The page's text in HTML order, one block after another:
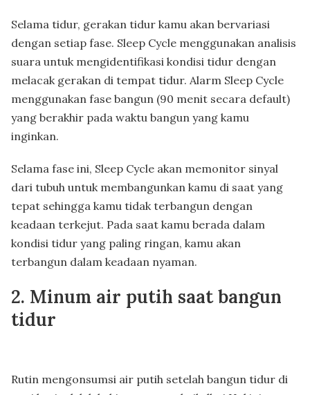
Selama tidur, gerakan tidur kamu akan bervariasi
dengan setiap fase. Sleep Cycle menggunakan analisis
suara untuk mengidentifikasi kondisi tidur dengan
melacak gerakan di tempat tidur. Alarm Sleep Cycle
menggunakan fase bangun (90 menit secara default)
yang berakhir pada waktu bangun yang kamu
inginkan.
Selama fase ini, Sleep Cycle akan memonitor sinyal
dari tubuh untuk membangunkan kamu di saat yang
tepat sehingga kamu tidak terbangun dengan
keadaan terkejut. Pada saat kamu berada dalam
kondisi tidur yang paling ringan, kamu akan
terbangun dalam keadaan nyaman.
2. Minum air putih saat bangun
tidur
Rutin mengonsumsi air putih setelah bangun tidur di